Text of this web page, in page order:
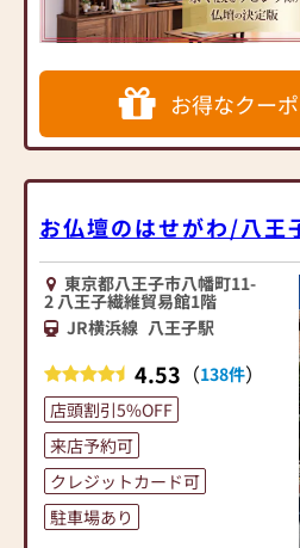
≪お仏壇のはせがわよりお客様
「仏壇や仏具をお探しでした
ら、ぜひお仏壇のはせがわにお
越しください。当店は幅広い品
客様をお迎えしています。
仏壇には様々な種類がございま
す。伝統的な木製の仏壇やモダ
ンなデザインの仏壇、またコン
パクトなサイズの仏壇など、お
客様のご要望に合わせて選ぶこ
とができます。仏壇の素材や彫
刻、仏像の種類も豊富にご用意
しておりますので、心からご供
養いただける仏壇を見つけてい
ただけます。
さらに、仏具も充実しておりま
す。位牌や線香、ろうそくや花
立てなど、お仏壇のセットや個
展開
国内130店舗以上のスケールメ
リットと東証上場の信頼。創業
以来、親切・丁寧な説明と対応
を心がけ、年間約25,000基のお
仏壇、約3,000基のお墓を納めて
では、さまざまな供養（対話の
場づくり）の形をご提案してお
ります。ご自身、ご家族にあっ
た供養の形について、迷うこと
や、お困りのことなどございま
ください。店内にはお仏壇・お
仏具・お位牌・お線香・お念珠
等、豊富にご用意しておりま
す。1,000種類以上の組み合わせ
の中からお客様に合ったお仏
壇・お仏具をご提案いたしま
す。
お得なクー
お仏壇のはせがわ/八王
東京都八王子市八幡町11-
2 八王子繊維貿易館1階
JR横浜線 八王子駅
4.53 （138件）
店頭割引5%OFF
来店予約可
クレジットカード可
駐車場あり